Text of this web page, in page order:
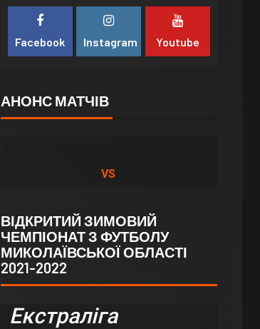
Facebook Instagram Youtube
АНОНС МАТЧІВ
VS
ВІДКРИТИЙ ЗИМОВИЙ
ЧЕМПІОНАТ З ФУТБОЛУ
МИКОЛАЇВСЬКОЇ ОБЛАСТІ
2021-2022
Екстраліга